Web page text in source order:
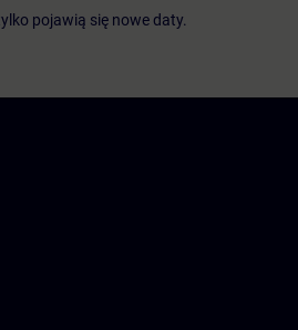
pojawią się nowe daty.